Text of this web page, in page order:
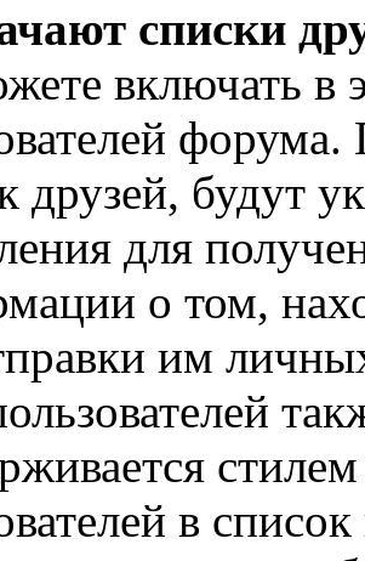
списки
включать в
форума.
друзей, будут
для
о том,
им
в